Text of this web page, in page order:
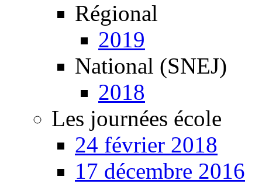
Régional
2019
National (SNEJ)
2018
Les journées école
24 février 2018
17 décembre 2016